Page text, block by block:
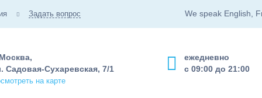
Задать вопрос We speak English,
ежедневно
с 09:00 до 21:00
Садовая-Сухаревская, 7/1
на карте